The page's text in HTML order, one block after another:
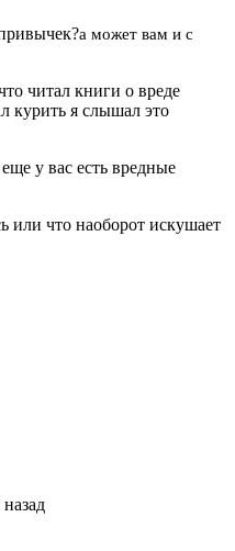
а может вам и с
читал книги о вреде
курить я слышал это
у вас есть вредные
или что наоборот искушает